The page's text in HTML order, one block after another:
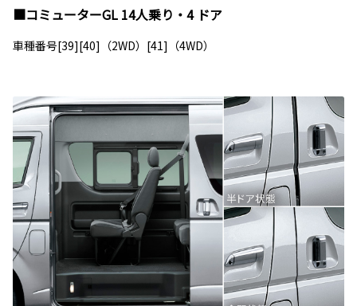
■コミューターGL 14人乗り・4 ドア
車種番号[39][40]（2WD）[41]（4WD）